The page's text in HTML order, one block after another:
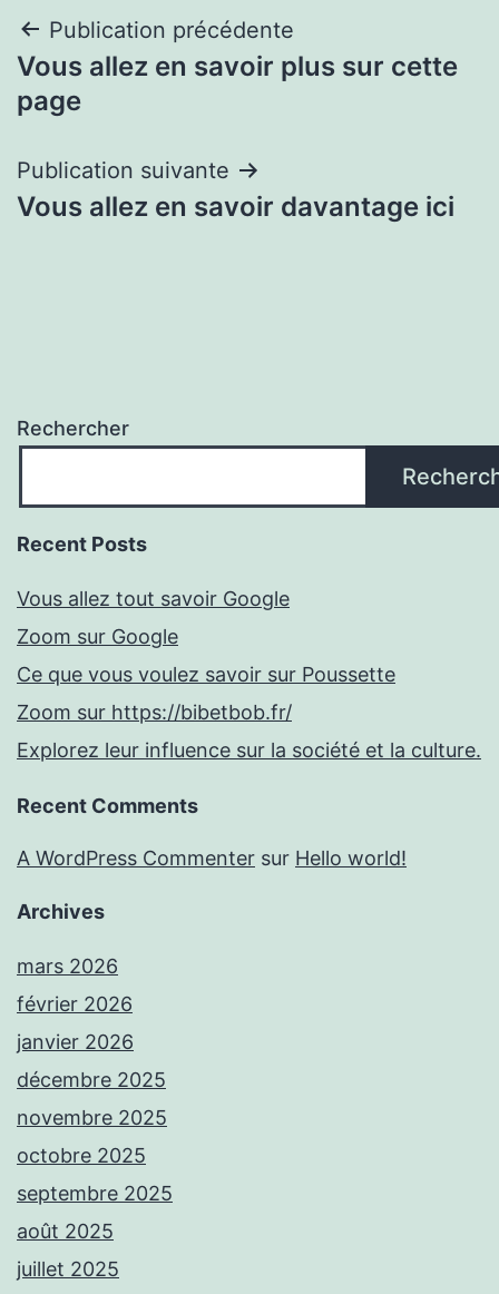
Navigation
de
Publication précédente
Vous allez en savoir plus sur cette
page
Publication suivante
Vous allez en savoir davantage ici
Rechercher
Recent Posts
Vous allez tout savoir Google
Zoom sur Google
Ce que vous voulez savoir sur Poussette
Zoom sur https://bibetbob.fr/
Explorez leur influence sur la société et la culture.
Recent Comments
A WordPress Commenter sur Hello world!
Archives
mars 2026
février 2026
janvier 2026
décembre 2025
novembre 2025
octobre 2025
septembre 2025
août 2025
juillet 2025